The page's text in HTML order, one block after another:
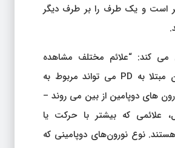
است و یک طرف را بر طرف دیگر
می کند: “علائم مختلف مشاهده
شده در بیماران مبتلا به PD می تواند مربوط به
های دوپامین از بین می روند –
علائمی که بیشتر با حرکت یا
نوع نورون‌های دوپامینی که